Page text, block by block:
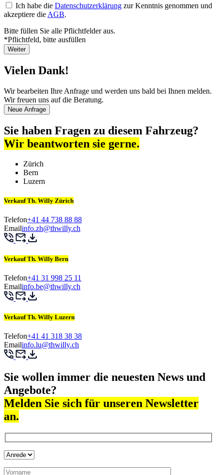
Ich habe die Datenschutzerklärung zur Kenntnis genommen und
akzeptiere die AGB.
Bitte füllen Sie alle Pflichtfelder aus.
*Pflichtfeld, bitte ausfüllen
Weiter
Vielen Dank!
Wir bearbeiten Ihre Anfrage und werden uns bald bei Ihnen melden.
Wir freuen uns auf die Beratung.
Neue Anfrage
Sie haben Fragen zu diesem Fahrzeug?
Wir beantworten sie gerne.
Zürich
Bern
Luzern
Verkauf Th. Willy Zürich
Telefon+41 44 738 88 88
Emailinfo.zh@thwilly.ch
Verkauf Th. Willy Bern
Telefon+41 31 998 25 11
Emailinfo.be@thwilly.ch
Verkauf Th. Willy Luzern
Telefon+41 41 318 38 38
Emailinfo.lu@thwilly.ch
Sie wollen immer die neuesten News und
Angebote?
Melden Sie sich für unseren Newsletter
an.